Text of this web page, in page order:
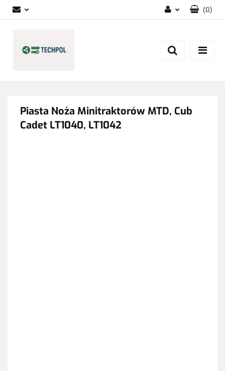
Zarejestruj się
(0)
Piasta Noża Minitraktorów MTD, Cub
Cadet LT1040, LT1042